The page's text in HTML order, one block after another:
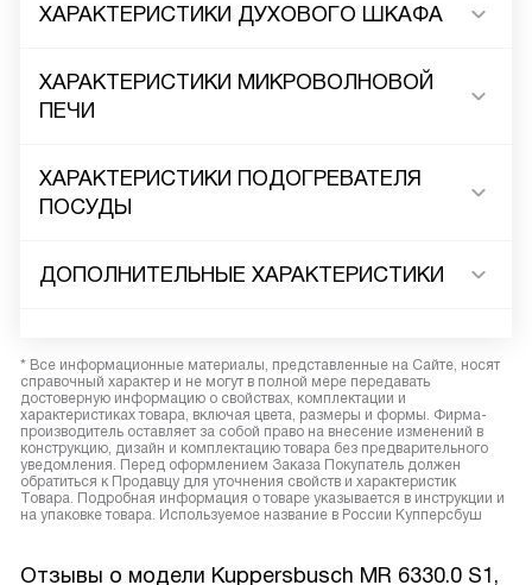
ХАРАКТЕРИСТИКИ ДУХОВОГО ШКАФА
ХАРАКТЕРИСТИКИ МИКРОВОЛНОВОЙ
ПЕЧИ
ХАРАКТЕРИСТИКИ ПОДОГРЕВАТЕЛЯ
ПОСУДЫ
ДОПОЛНИТЕЛЬНЫЕ ХАРАКТЕРИСТИКИ
* Все информационные материалы, представленные на Сайте, носят
справочный характер и не могут в полной мере передавать
достоверную информацию о свойствах, комплектации и
характеристиках товара, включая цвета, размеры и формы. Фирма-
производитель оставляет за собой право на внесение изменений в
конструкцию, дизайн и комплектацию товара без предварительного
уведомления. Перед оформлением Заказа Покупатель должен
обратиться к Продавцу для уточнения свойств и характеристик
Товара. Подробная информация о товаре указывается в инструкции и
на упаковке товара. Используемое название в России Купперсбуш
Отзывы о модели Kuppersbusch MR 6330.0 S1,